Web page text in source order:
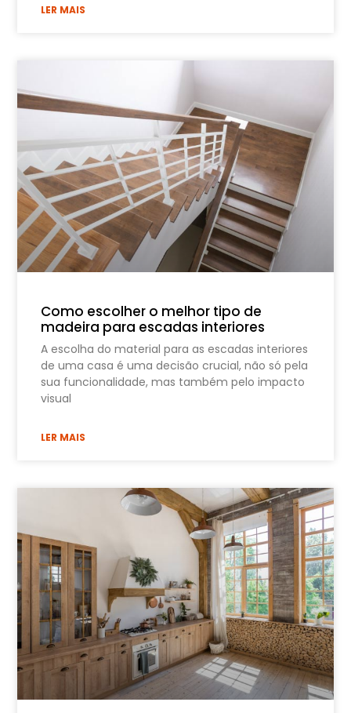
LER MAIS
Como escolher o melhor tipo de
madeira para escadas interiores
A escolha do material para as escadas interiores
de uma casa é uma decisão crucial, não só pela
sua funcionalidade, mas também pelo impacto
visual
LER MAIS